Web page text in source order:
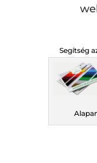
Segítség